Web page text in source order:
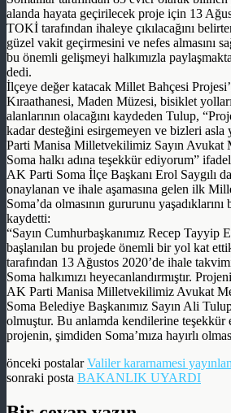
alanda hayata geçirilecek proje için 13
TOKİ tarafından ihaleye çıkılacağını
güzel vakit geçirmesini ve nefes almasını
bu önemli gelişmeyi halkımızla
dedi.
İlçeye değer katacak Millet Bahçesi
Kıraathanesi, Maden Müzesi, bisiklet
alanlarının olacağını kaydeden Tulup,
kadar desteğini esirgemeyen ve bizleri asla
Parti Manisa Milletvekilimiz Sayın Avukat
Soma halkı adına teşekkür ediyorum”
AK Parti Soma İlçe Başkanı Erol Saygılı
onaylanan ve ihale aşamasına gelen ilk
Soma’da olmasının gururunu yaşadıklarını
kaydetti:
“Sayın Cumhurbaşkanımız Recep Tayyip
başlanılan bu projede önemli bir yol kat
tarafından 13 Ağustos 2020’de ihale
Soma halkımızı heyecanlandırmıştır.
AK Parti Manisa Milletvekilimiz Avukat
Soma Belediye Başkanımız Sayın Ali
olmuştur. Bu anlamda kendilerine
projenin, şimdiden Soma’mıza hayırlı
önceki postalarValiler kararnamesi
sonraki posta BAKANLIK UYARDI